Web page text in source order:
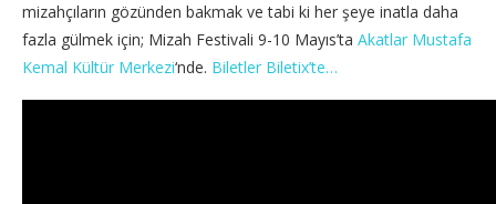
mizahçıların gözünden bakmak ve tabi ki her şeye inatla daha
fazla gülmek için; Mizah Festivali 9-10 Mayıs’ta Akatlar Mustafa
Kemal Kültür Merkezi‘nde. Biletler Biletix’te…